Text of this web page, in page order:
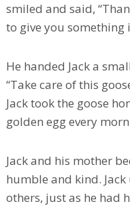
smiled and said,
to give you something
He handed Jack a
“Take care of this
Jack took the goose
golden egg every
Jack and his mother
humble and kind.
others, just as he had